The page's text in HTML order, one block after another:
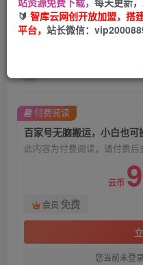
百家号无脑搬运，小
可矩阵【仅揭秘】
此内容为付费阅读，请付费后
云币
会员 免费
您当前未登
付费阅读
🔰 智库云网创开放加盟，搭
平台， 站长微信：